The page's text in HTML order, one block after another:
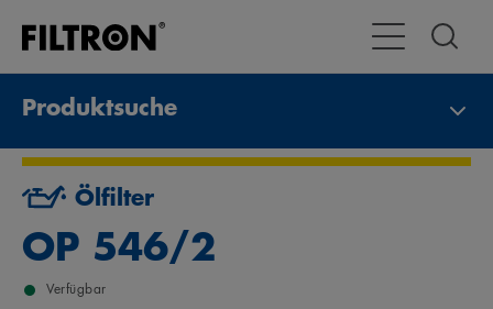
Toggle
Produktsuche
Ölfilter
OP 546/2
Verfügbar